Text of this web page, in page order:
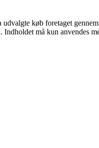
køb foretaget gennem
må kun anvendes